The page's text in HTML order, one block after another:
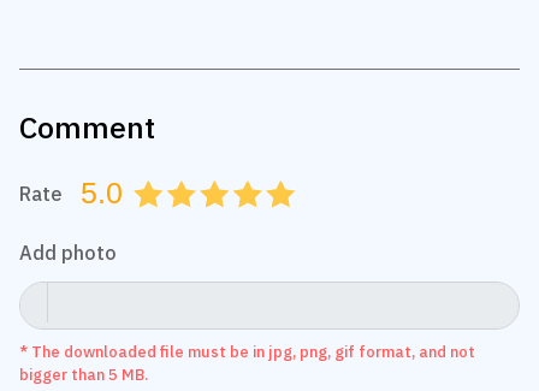
Comment
Rate 5.0 4.5
4.0
3.5
3.0
2.5
2.0
1.5
1.0
0.5
Add photo
* The downloaded file must be in jpg, png, gif format, and not
bigger than 5 MB.